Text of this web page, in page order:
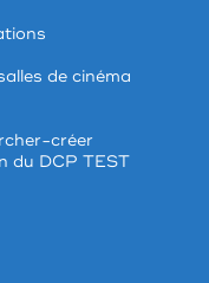
de cinéma
créer
du DCP TEST